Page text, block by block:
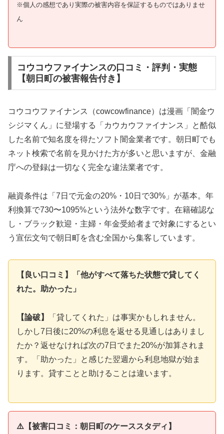
※個人の感想であり実際の被害内容を保証するものではありませ
ん
コウコウファイナンスの口コミ・評判・実態
【朝日町の被害報告付き】
コウコウファイナンス（cowcowfinance）は漫画「闇金ウ
シジマくん」に登場する「カウカウファイナンス」と酷似
した名前で知名度を得たソフト闇金業者です。朝日町でも
ネット検索で名前を見かけた方が多いと思いますが、金融
庁への登録は一切なく完全な違法業者です。
融資条件は「7日で元金の20%・10日で30%」が基本。年
利換算で730〜1095%という法外な数字です。在籍確認な
し・ブラック歓迎・主婦・年金受給者まで対象にするとい
う宣伝文句で朝日町を含む全国から集客しています。
【良い口コミ】「他がすべて落ちた状態で貸してく
れた。助かった」
【論破】
「貸してくれた」は事実かもしれません。
しかし7日後に20%の利息を返せる見通しはありまし
たか？返せなければ次の7日でまた20%が加算されま
す。「助かった」と感じた翌週から利息地獄が始ま
ります。貸すことと助けることは違います。
⚠️【被害口コミ：朝日町のケーススタディ】